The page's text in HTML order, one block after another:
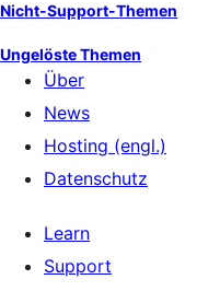
Nicht-Support-Themen
Ungelöste Themen
Über
News
Hosting (engl.)
Datenschutz
Learn
Support